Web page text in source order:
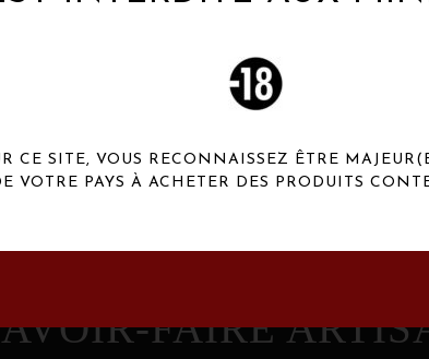
FAIRE
CE SITE, VOUS RECONNAISSEZ ÊTRE
VOTRE PAYS À ACHETER DES PRODUITS